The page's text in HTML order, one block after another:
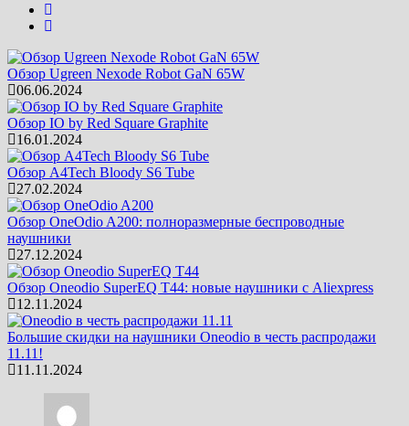
Обзор Ugreen Nexode Robot GaN 65W
06.06.2024
Обзор IO by Red Square Graphite
16.01.2024
Обзор A4Tech Bloody S6 Tube
27.02.2024
Обзор OneOdio A200: полноразмерные беспроводные
наушники
27.12.2024
Обзор Oneodio SuperEQ T44: новые наушники с Aliexpress
12.11.2024
Большие скидки на наушники Oneodio в честь распродажи
11.11!
11.11.2024